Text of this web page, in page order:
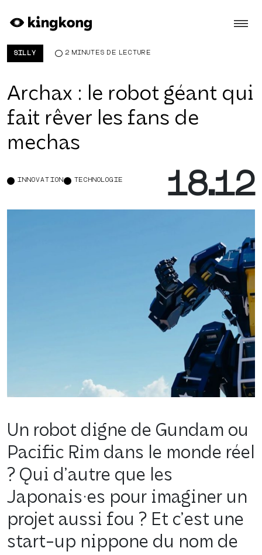
Skip to main content
SILLY 2 MINUTES DE LECTURE
Archax : le robot géant qui
fait rêver les fans de
mechas
INNOVATION TECHNOLOGIE 18.12
Un robot digne de Gundam ou
Pacific Rim dans le monde réel
? Qui d’autre que les
Japonais·es pour imaginer un
projet aussi fou ? Et c’est une
start-up nippone du nom de